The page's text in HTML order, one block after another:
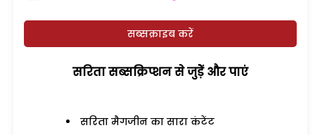
सब्सक्राइब करें
सरिता सब्सक्रिप्शन से जुड़ेें और पाएं
सरिता मैगजीन का सारा कंटेंट